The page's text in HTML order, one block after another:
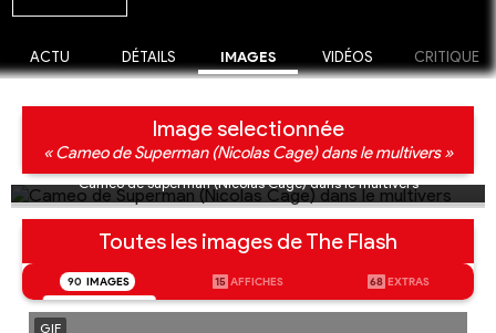
ACTU DÉTAILS IMAGES VIDÉOS CRITIQUE
Image selectionnée
« Cameo de Superman (Nicolas Cage) dans le multivers »
Cameo de Superman (Nicolas Cage) dans le multivers
Toutes les images de The Flash
90 IMAGES 15 AFFICHES 68 EXTRAS